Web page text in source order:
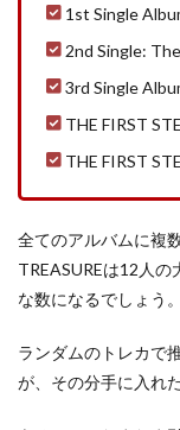
1st Single
2nd Single:
3rd Single
THE FIRST
THE FIRST
全てのアルバムに複
TREASUREは12人
な数になるでしょう。
ランダムのトレカで
が、その分手に入れ